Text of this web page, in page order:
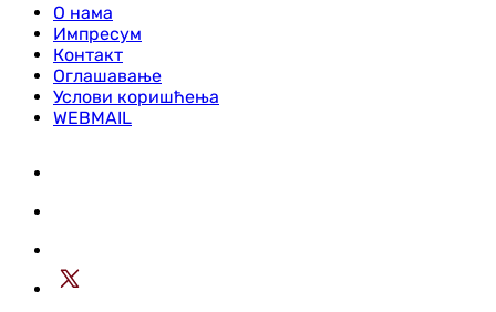
О нама
Импресум
Контакт
Оглашавање
Услови коришћења
WEBMAIL